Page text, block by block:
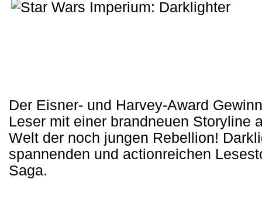
Der Eisner- und Harvey-Award
Leser mit einer brandneuen Storyline
Welt der noch jungen Rebellion!
spannenden und actionreichen
Saga.